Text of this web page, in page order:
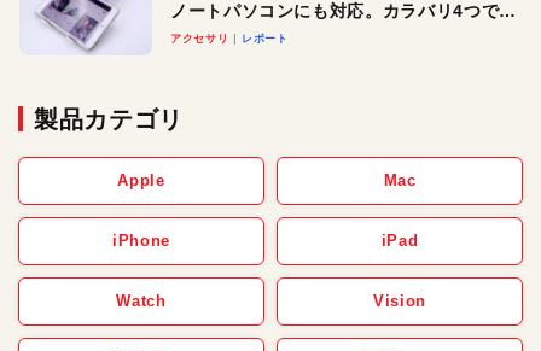
ノートパソコンにも対応。カラバリ4つで選
べる楽しさも
アクセサリ レポート
製品カテゴリ
Apple Mac
iPhone iPad
Watch Vision